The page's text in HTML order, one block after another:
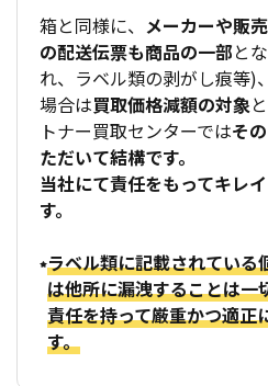
箱と同様に、 メーカーや販
の配送伝票も商品の一部と
れ、ラベル類の剥がし痕等)
場合は買取価格減額の対象
トナー買取センターではそ
ただいて結構です。
当社にて責任をもってキレ
す。
ラベル類に記載されている
は他所に漏洩することは一
責任を持って厳重かつ適正
す。